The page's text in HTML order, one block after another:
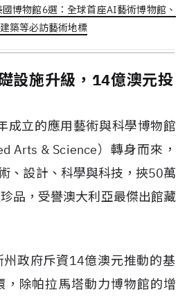
博物館6選：全球首座AI藝術博物館、
築等必訪藝術地標
設施升級，14億澳元投
成立的應用藝術與科學博物館
Arts & Science）轉身而來，
、設計、科學與科技，挾50萬
品，受譽澳大利亞最傑出館藏
政府斥資14億澳元推動的基
除帕拉馬塔動力博物館的增